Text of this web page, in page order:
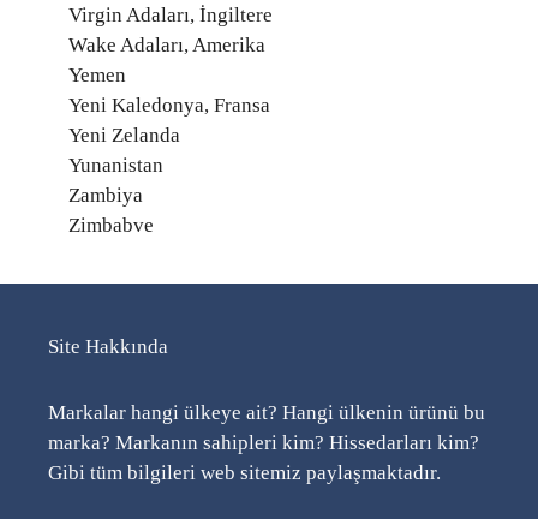
Virgin Adaları, İngiltere
Wake Adaları, Amerika
Yemen
Yeni Kaledonya, Fransa
Yeni Zelanda
Yunanistan
Zambiya
Zimbabve
Site Hakkında
Markalar hangi ülkeye ait? Hangi ülkenin ürünü bu
marka? Markanın sahipleri kim? Hissedarları kim?
Gibi tüm bilgileri web sitemiz paylaşmaktadır.